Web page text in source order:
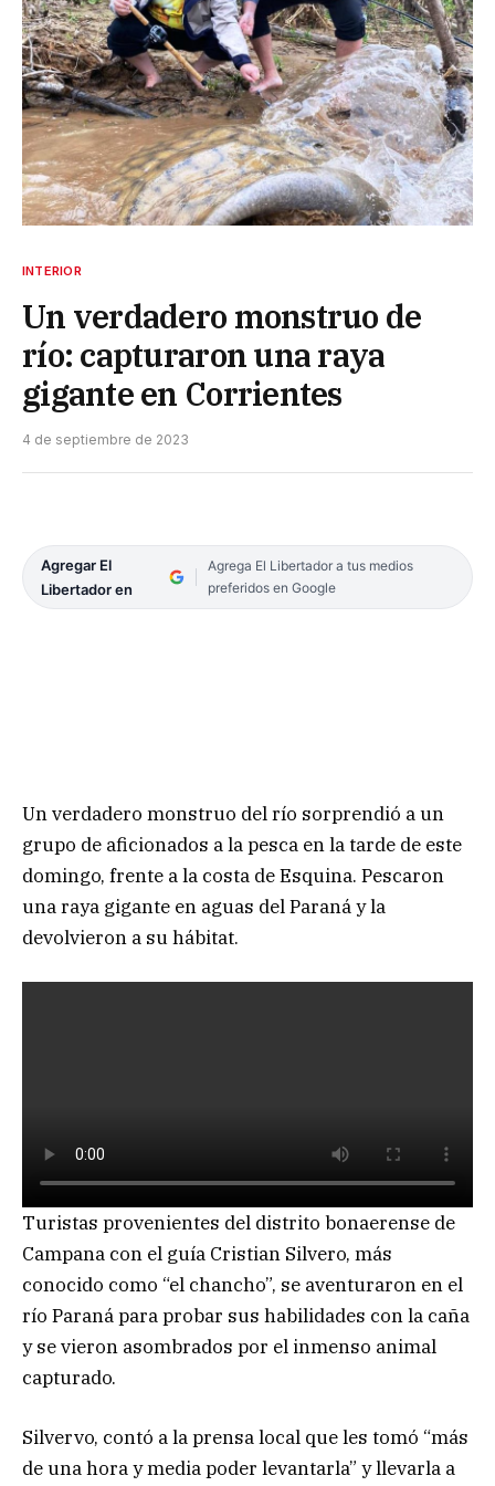
INTERIOR
Un verdadero monstruo de
río: capturaron una raya
gigante en Corrientes
4 de septiembre de 2023
Agregar El
Libertador en
Agrega El Libertador a tus medios
preferidos en Google
Un verdadero monstruo del río sorprendió a un
grupo de aficionados a la pesca en la tarde de este
domingo, frente a la costa de Esquina. Pescaron
una raya gigante en aguas del Paraná y la
devolvieron a su hábitat.
Turistas provenientes del distrito bonaerense de
Campana con el guía Cristian Silvero, más
conocido como “el chancho”, se aventuraron en el
río Paraná para probar sus habilidades con la caña
y se vieron asombrados por el inmenso animal
capturado.
Silvervo, contó a la prensa local que les tomó “más
de una hora y media poder levantarla” y llevarla a